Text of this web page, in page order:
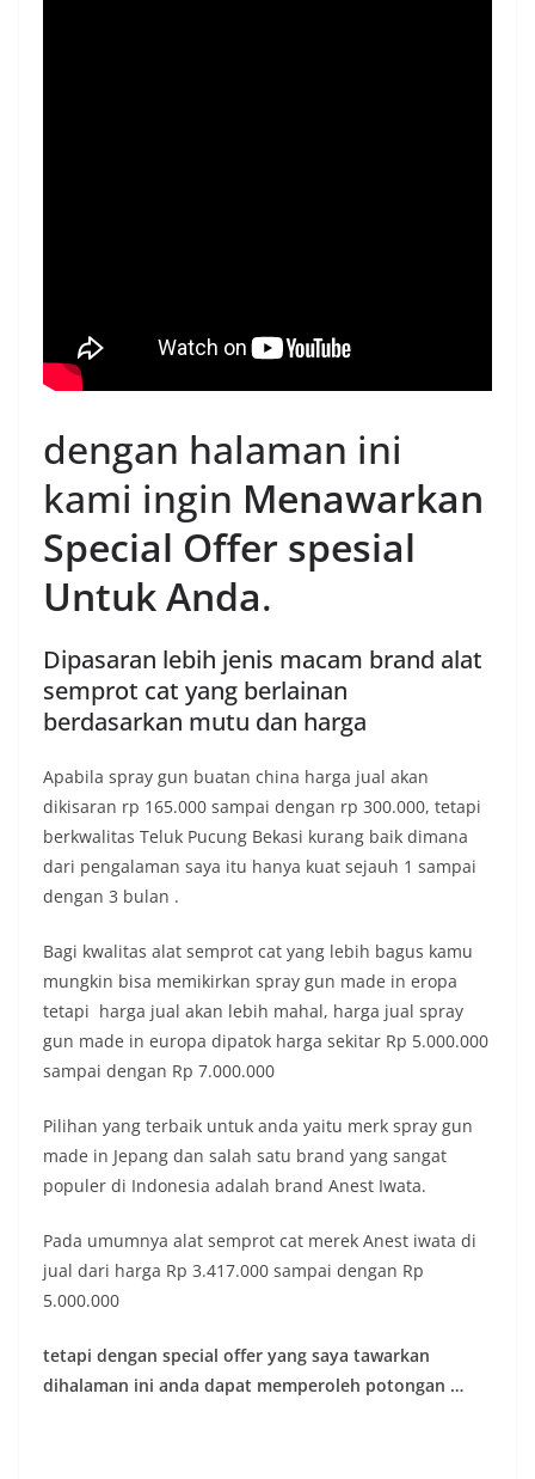
dengan halaman ini
kami ingin Menawarkan
Special Offer spesial
Untuk Anda.
Dipasaran lebih jenis macam brand alat
semprot cat yang berlainan
berdasarkan mutu dan harga
Apabila spray gun buatan china harga jual akan
dikisaran rp 165.000 sampai dengan rp 300.000, tetapi
berkwalitas Teluk Pucung Bekasi kurang baik dimana
dari pengalaman saya itu hanya kuat sejauh 1 sampai
dengan 3 bulan .
Bagi kwalitas alat semprot cat yang lebih bagus kamu
mungkin bisa memikirkan spray gun made in eropa
tetapi harga jual akan lebih mahal, harga jual spray
gun made in europa dipatok harga sekitar Rp 5.000.000
sampai dengan Rp 7.000.000
Pilihan yang terbaik untuk anda yaitu merk spray gun
made in Jepang dan salah satu brand yang sangat
populer di Indonesia adalah brand Anest Iwata.
Pada umumnya alat semprot cat merek Anest iwata di
jual dari harga Rp 3.417.000 sampai dengan Rp
5.000.000
tetapi dengan special offer yang saya tawarkan
dihalaman ini anda dapat memperoleh potongan …